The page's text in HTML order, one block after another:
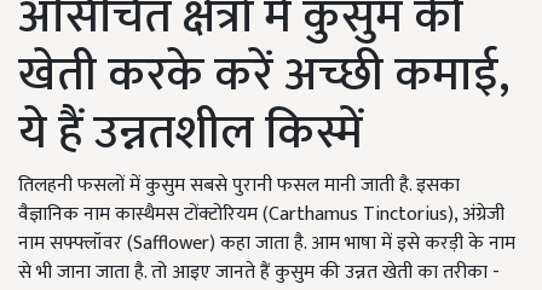
असिंचित क्षेत्रों में कुसुम की
खेती करके करें अच्छी कमाई,
ये हैं उन्नतशील किस्में
तिलहनी फसलों में कुसुम सबसे पुरानी फसल मानी जाती है. इसका
वैज्ञानिक नाम कास्थैमस टोंक्टोरियम (Carthamus Tinctorius), अंग्रेजी
नाम सफ्फ्लॉवर (Safflower) कहा जाता है. आम भाषा में इसे करड़ी के नाम
से भी जाना जाता है. तो आइए जानते हैं कुसुम की उन्नत खेती का तरीका -